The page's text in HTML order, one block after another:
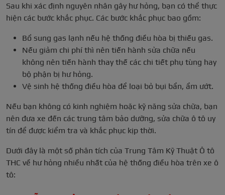
Sau khi xác định nguyên nhân gây hư hỏng, bạn có thể thực
hiện các bước khắc phục. Các bước khắc phục bao gồm:
Bổ sung gas lạnh nếu hệ thống điều hòa bị thiếu gas.
Nếu giảm chi phí thì nên tiến hành sửa chữa nếu
không nên tiến hành thay thế các chi tiết phụ tùng hay
bộ phận bị hư hỏng.
Vệ sinh hệ thống điều hòa để loại bỏ bụi bẩn, ẩm ướt.
Nếu bạn không có kinh nghiệm hoặc kỹ năng sửa chữa, bạn
nên đưa xe đến các trung tâm bảo dưỡng, sửa chữa ô tô uy
tín để được kiểm tra và khắc phục kịp thời.
Dưới đây là một số phân tích của Trung Tâm Kỹ Thuật Ô tô
THC về hư hỏng nhiều nhất của hệ thống điều hòa trên xe ô
tô: